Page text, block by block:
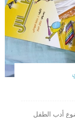
أدب الطفل